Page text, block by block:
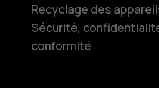
Recyclage des
Sécurité,
conformité